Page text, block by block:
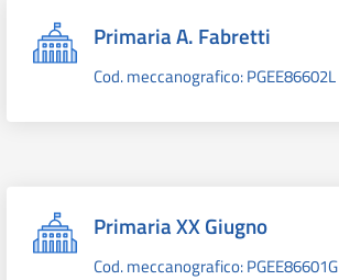
Primaria A. Fabretti
Cod. meccanografico: PGEE86602L
Primaria XX Giugno
Cod. meccanografico: PGEE86601G